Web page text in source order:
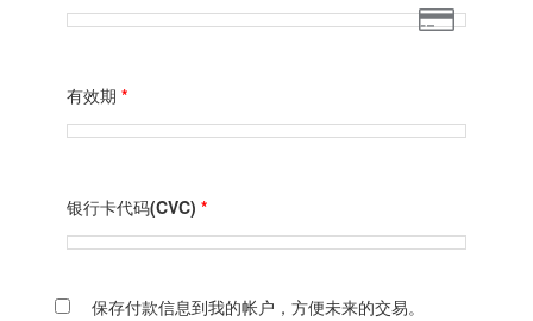
有效期 *
银行卡代码(CVC) *
保存付款信息到我的帐户，方便未来的交易。